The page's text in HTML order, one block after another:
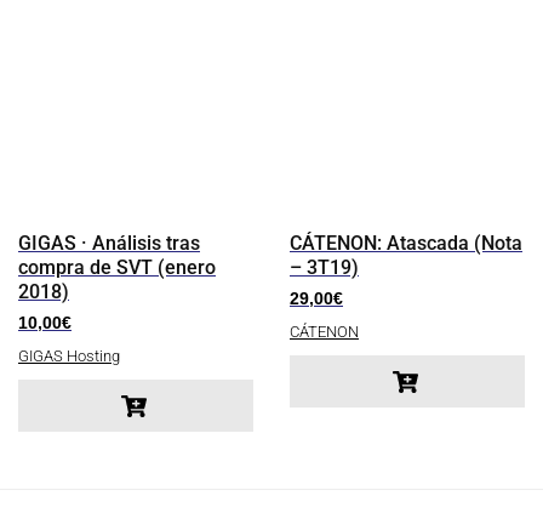
GIGAS · Análisis tras
compra de SVT (enero
2018)
10,00€
GIGAS Hosting
CÁTENON: Atascada (Nota
– 3T19)
29,00€
CÁTENON